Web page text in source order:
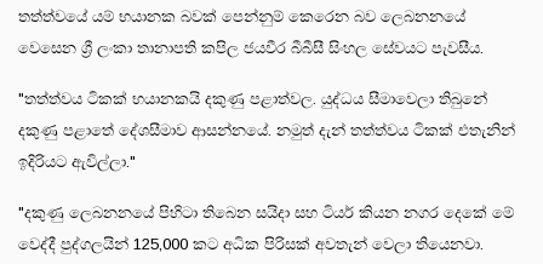
තත්ත්වයේ යම් භයානක බවක් පෙන්නුම් කෙරෙන බව ලෙබනනයේ
වෙසෙන ශ්‍රී ලංකා තානාපති කපිල ජයවීර බීබීසී සිංහල සේවයට පැවසීය.
"තත්ත්වය ටිකක් භයානකයි දකුණු පළාත්වල. යුද්ධය සීමාවෙලා තිබුනේ
දකුණු පළාතේ දේශසීමාව ආසන්නයේ. නමුත් දැන් තත්ත්වය ටිකක් එතැනින්
ඉදිරියට ඇවිල්ලා."
"දකුණු ලෙබනනයේ පිහිටා තිබෙන සයිදා සහ ටියර් කියන නගර දෙකේ මේ
වෙද්දී පුද්ගලයින් 125,000 කට අධික පිරිසක් අවතැන් වෙලා තියෙනවා.